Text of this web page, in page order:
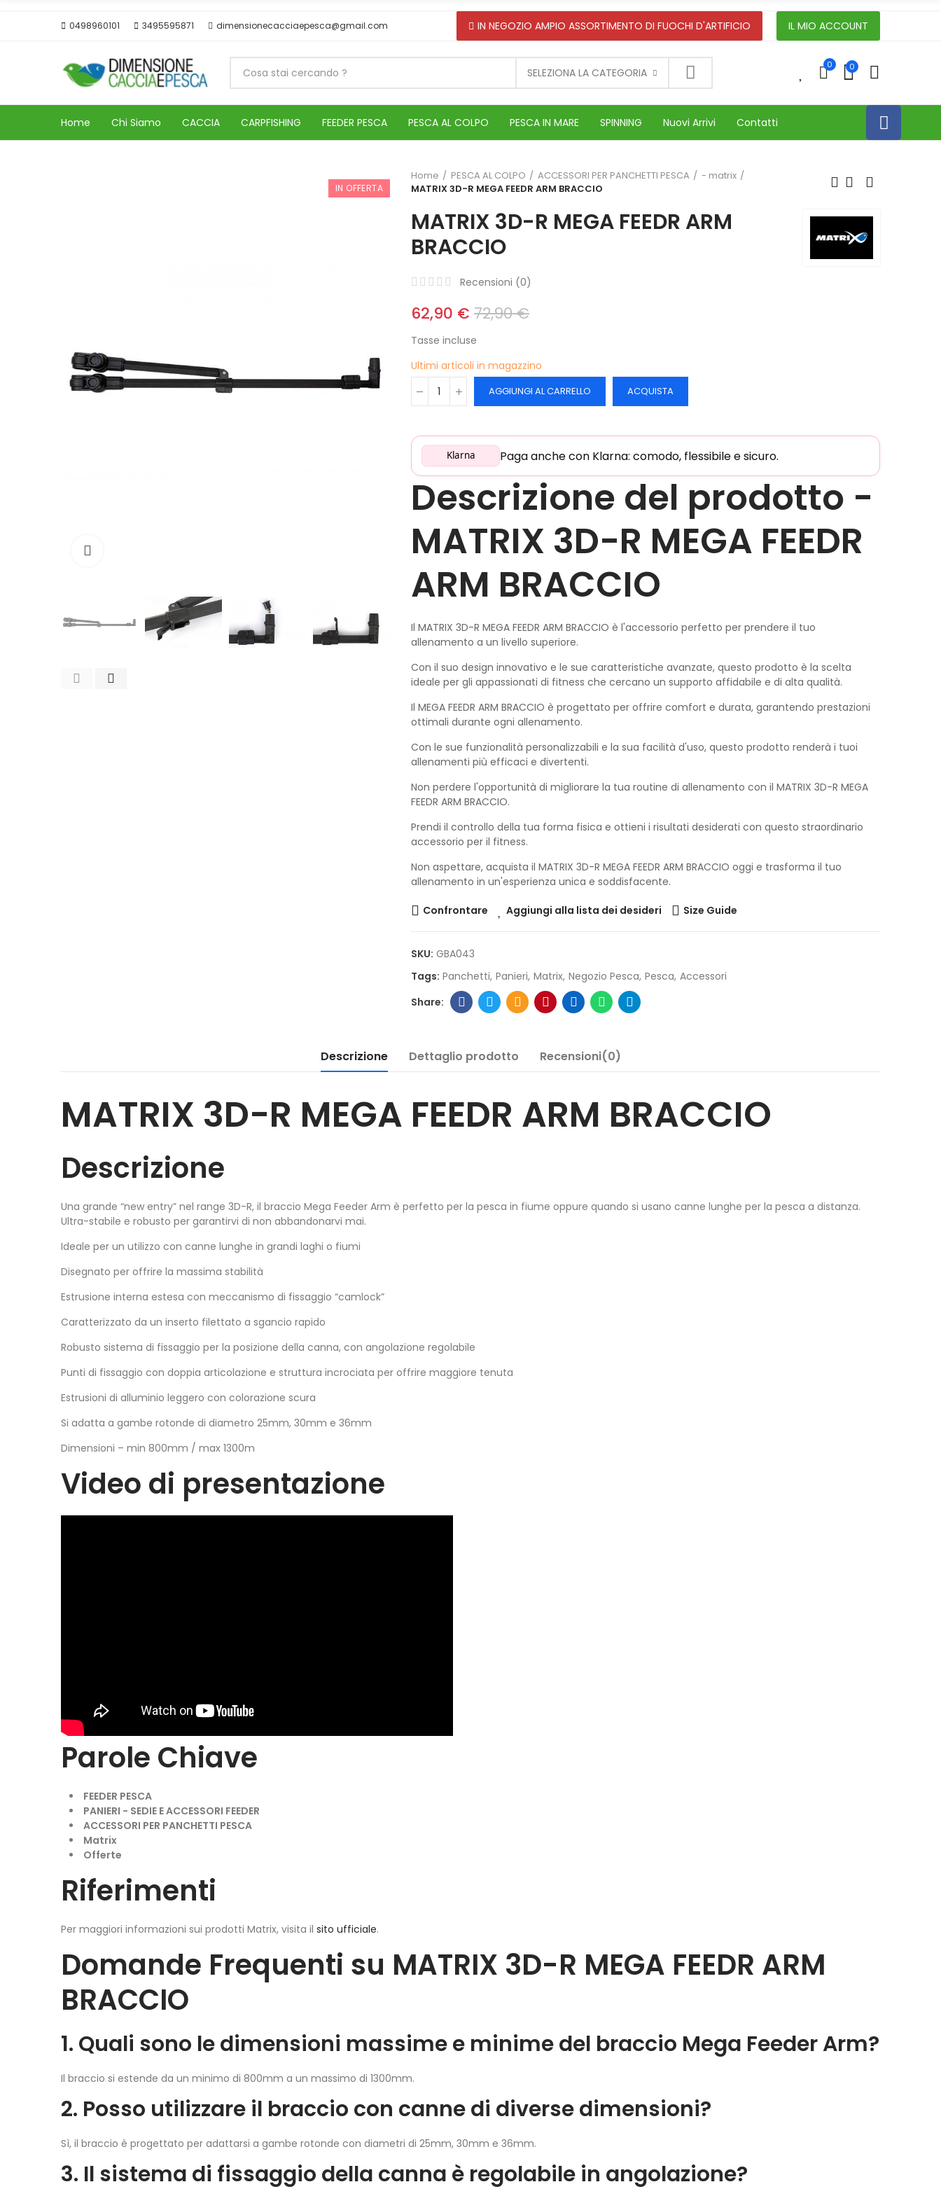
0498960101 3495595871 dimensionecacciaepesca@gmail.com IN NEGOZIO AMPIO ASSORTIMENTO DI FUOCHI D'ARTIFICIO IL MIO ACCOUNT
SELEZIONA LA CATEGORIA
0 0
Home Chi Siamo CACCIA CARPFISHING FEEDER PESCA PESCA AL COLPO PESCA IN MARE SPINNING Nuovi Arrivi Contatti
IN OFFERTA
Home PESCA AL COLPO ACCESSORI PER PANCHETTI PESCA
- matrix
MATRIX 3D-R MEGA FEEDR ARM BRACCIO
MATRIX 3D-R MEGA FEEDR ARM
BRACCIO
Recensioni (0)
62,90 € 72,90 €
Tasse incluse
Ultimi articoli in magazzino
AGGIUNGI AL CARRELLO ACQUISTA
Klarna Paga anche con Klarna: comodo, flessibile e sicuro.
Descrizione del prodotto -
MATRIX 3D-R MEGA FEEDR
ARM BRACCIO
Il MATRIX 3D-R MEGA FEEDR ARM BRACCIO è l'accessorio perfetto per prendere il tuo
allenamento a un livello superiore.
Con il suo design innovativo e le sue caratteristiche avanzate, questo prodotto è la scelta
ideale per gli appassionati di fitness che cercano un supporto affidabile e di alta qualità.
Il MEGA FEEDR ARM BRACCIO è progettato per offrire comfort e durata, garantendo prestazioni
ottimali durante ogni allenamento.
Con le sue funzionalità personalizzabili e la sua facilità d'uso, questo prodotto renderà i tuoi
allenamenti più efficaci e divertenti.
Non perdere l'opportunità di migliorare la tua routine di allenamento con il MATRIX 3D-R MEGA
FEEDR ARM BRACCIO.
Prendi il controllo della tua forma fisica e ottieni i risultati desiderati con questo straordinario
accessorio per il fitness.
Non aspettare, acquista il MATRIX 3D-R MEGA FEEDR ARM BRACCIO oggi e trasforma il tuo
allenamento in un'esperienza unica e soddisfacente.
Confrontare Aggiungi alla lista dei desideri Size Guide
SKU: GBA043
Tags: Panchetti Panieri Matrix Negozio Pesca Pesca Accessori
Descrizione Dettaglio prodotto Recensioni(0)
MATRIX 3D-R MEGA FEEDR ARM BRACCIO
Descrizione
Una grande “new entry” nel range 3D-R, il braccio Mega Feeder Arm è perfetto per la pesca in fiume oppure quando si usano canne lunghe per la pesca a distanza.
Ultra-stabile e robusto per garantirvi di non abbandonarvi mai.
Ideale per un utilizzo con canne lunghe in grandi laghi o fiumi
Disegnato per offrire la massima stabilità
Estrusione interna estesa con meccanismo di fissaggio “camlock”
Caratterizzato da un inserto filettato a sgancio rapido
Robusto sistema di fissaggio per la posizione della canna, con angolazione regolabile
Punti di fissaggio con doppia articolazione e struttura incrociata per offrire maggiore tenuta
Estrusioni di alluminio leggero con colorazione scura
Si adatta a gambe rotonde di diametro 25mm, 30mm e 36mm
Dimensioni – min 800mm / max 1300m
Video di presentazione
Parole Chiave
FEEDER PESCA
PANIERI - SEDIE E ACCESSORI FEEDER
ACCESSORI PER PANCHETTI PESCA
Matrix
Offerte
Riferimenti
Per maggiori informazioni sui prodotti Matrix, visita il sito ufficiale.
Domande Frequenti su MATRIX 3D-R MEGA FEEDR ARM
BRACCIO
1. Quali sono le dimensioni massime e minime del braccio Mega Feeder Arm?
Il braccio si estende da un minimo di 800mm a un massimo di 1300mm.
2. Posso utilizzare il braccio con canne di diverse dimensioni?
Sì, il braccio è progettato per adattarsi a gambe rotonde con diametri di 25mm, 30mm e 36mm.
3. Il sistema di fissaggio della canna è regolabile in angolazione?